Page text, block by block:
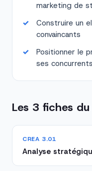
marketing de
Construire un
convaincants
Positionner le
ses concurrents
Les 3 fiches
CREA 3.01
Analyse